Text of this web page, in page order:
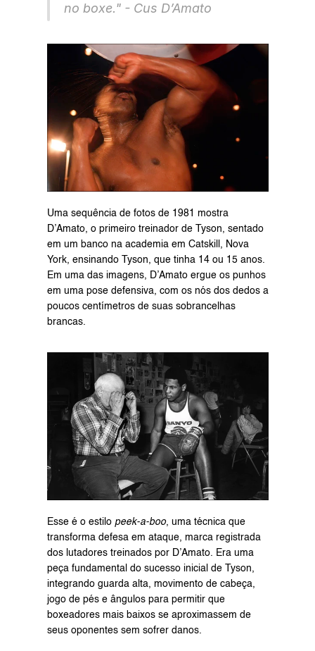
no boxe." - Cus D’Amato
Uma sequência de fotos de 1981 mostra
D’Amato, o primeiro treinador de Tyson, sentado
em um banco na academia em Catskill, Nova
York, ensinando Tyson, que tinha 14 ou 15 anos.
Em uma das imagens, D’Amato ergue os punhos
em uma pose defensiva, com os nós dos dedos a
poucos centímetros de suas sobrancelhas
brancas.
Esse é o estilo peek-a-boo, uma técnica que
transforma defesa em ataque, marca registrada
dos lutadores treinados por D’Amato. Era uma
peça fundamental do sucesso inicial de Tyson,
integrando guarda alta, movimento de cabeça,
jogo de pés e ângulos para permitir que
boxeadores mais baixos se aproximassem de
seus oponentes sem sofrer danos.